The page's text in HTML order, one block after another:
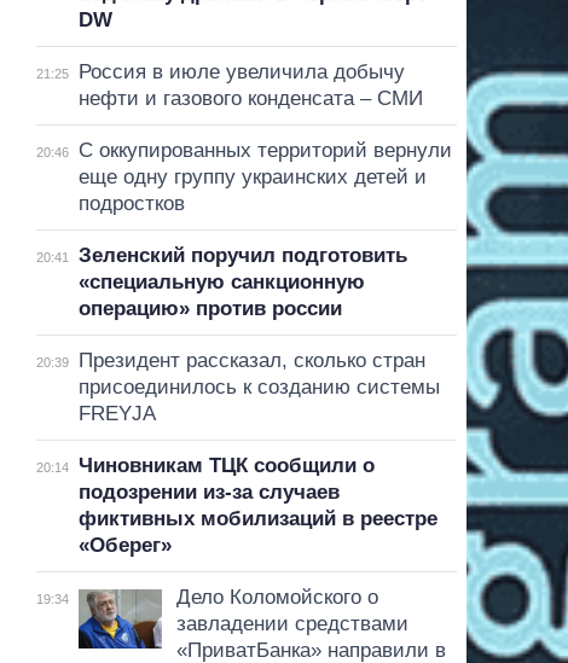
DW
21:25
Россия в июле увеличила добычу
нефти и газового конденсата – СМИ
20:46
С оккупированных территорий вернули
еще одну группу украинских детей и
подростков
20:41
Зеленский поручил подготовить
«специальную санкционную
операцию» против россии
20:39
Президент рассказал, сколько стран
присоединилось к созданию системы
FREYJA
20:14
Чиновникам ТЦК сообщили о
подозрении из-за случаев
фиктивных мобилизаций в реестре
«Оберег»
19:34
Дело Коломойского о
завладении средствами
«ПриватБанка» направили в